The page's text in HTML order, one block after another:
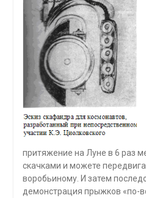
притяжение на Луне в 6 раз
скачками и можете
воробьиному. И затем
демонстрация прыжков «по-